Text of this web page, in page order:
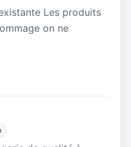
Les produits
on ne